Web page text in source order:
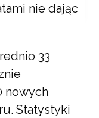
– RAK
nie dając
33
nowych
Statystyki